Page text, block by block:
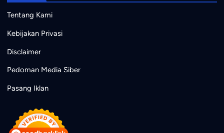
Tentang Kami
Kebijakan Privasi
Disclaimer
Pedoman Media Siber
Pasang Iklan